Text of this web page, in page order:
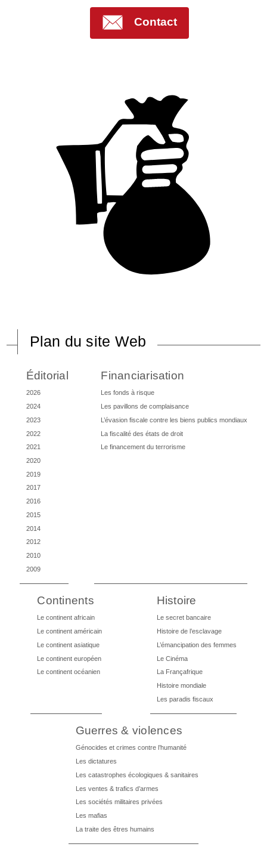
Contact
Plan du site Web
Éditorial
2026
2024
2023
2022
2021
2020
2019
2017
2016
2015
2014
2012
2010
2009
Financiarisation
Les fonds à risque
Les pavillons de complaisance
L’évasion fiscale contre les biens publics mondiaux
La fiscalité des états de droit
Le financement du terrorisme
Continents
Le continent africain
Le continent américain
Le continent asiatique
Le continent européen
Le continent océanien
Histoire
Le secret bancaire
Histoire de l’esclavage
L’émancipation des femmes
Le Cinéma
La Françafrique
Histoire mondiale
Les paradis fiscaux
Guerres & violences
Génocides et crimes contre l’humanité
Les dictatures
Les catastrophes écologiques & sanitaires
Les ventes & trafics d’armes
Les sociétés militaires privées
Les mafias
La traite des êtres humains